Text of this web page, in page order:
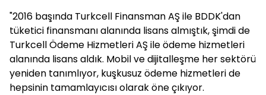
"2016 başında Turkcell Finansman AŞ ile BDDK'dan
tüketici finansmanı alanında lisans almıştık, şimdi de
Turkcell Ödeme Hizmetleri AŞ ile ödeme hizmetleri
alanında lisans aldık. Mobil ve dijitalleşme her sektörü
yeniden tanımlıyor, kuşkusuz ödeme hizmetleri de
hepsinin tamamlayıcısı olarak öne çıkıyor.